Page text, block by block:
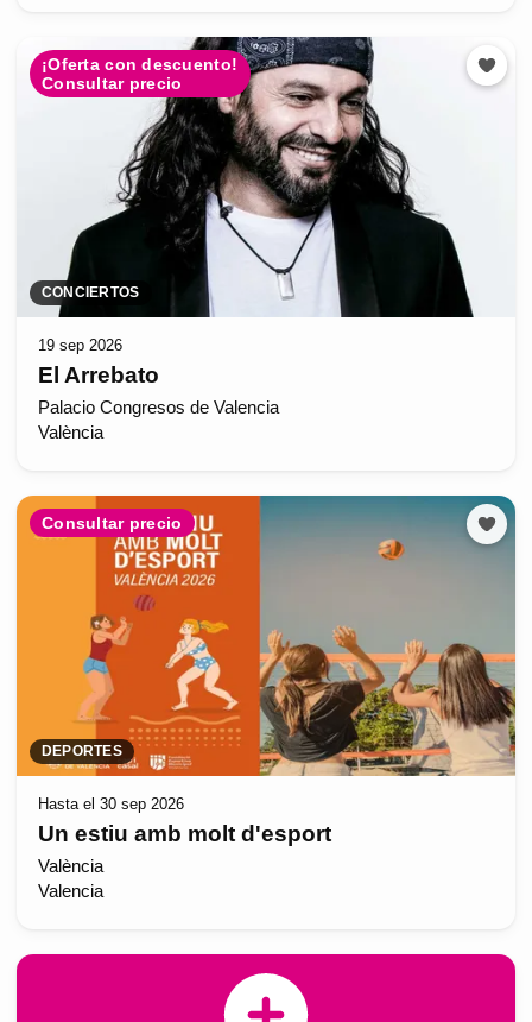
¡Oferta con descuento!
Consultar precio
CONCIERTOS
19 sep 2026
El Arrebato
Palacio Congresos de Valencia
València
Consultar precio
DEPORTES
Hasta el 30 sep 2026
Un estiu amb molt d'esport
València
Valencia